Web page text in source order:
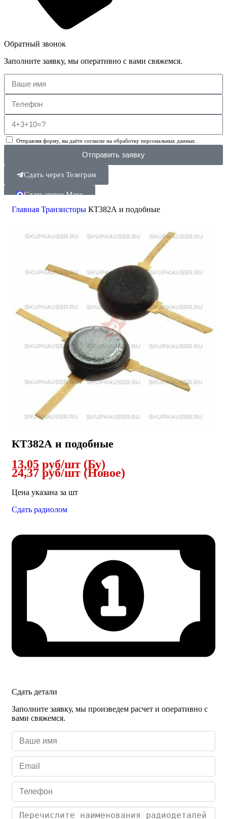
Обратный звонок
Заполните заявку, мы оперативно с вами свяжемся.
Отправляя форму, вы даёте согласие на обработку персональных данных.
Отправить заявку
Сдать через Телеграм
Сдать через Макс
Поиск
Главная Транзисторы КТ382А и подобные
КТ382А и подобные
13,05 руб/шт (Бу)
24,37 руб/шт (Новое)
Цена указана за шт
Сдать радиолом
Сдать детали
Заполните заявку, мы произведем расчет и оперативно с
вами свяжемся.